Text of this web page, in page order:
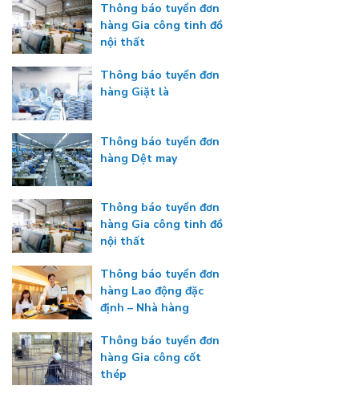
Thông báo tuyển đơn
hàng Gia công tinh đồ
nội thất
Thông báo tuyển đơn
hàng Giặt là
Thông báo tuyển đơn
hàng Dệt may
Thông báo tuyển đơn
hàng Gia công tinh đồ
nội thất
Thông báo tuyển đơn
hàng Lao động đặc
định – Nhà hàng
Thông báo tuyển đơn
hàng Gia công cốt
thép